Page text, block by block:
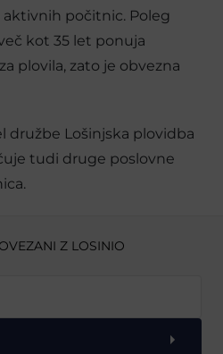
počitnic. Poleg
kot 35 let ponuja
plovila, zato je obvezna
družbe Lošinjska plovidba
tudi druge poslovne
Z LOSINIO